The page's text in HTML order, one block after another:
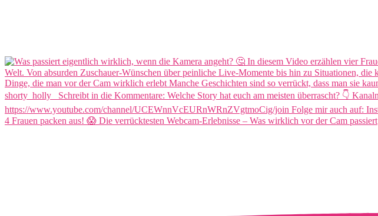
4 Frauen packen aus! 😱 Die verrücktesten Webcam-Erlebnisse – Was wirklich vor der Cam passiert